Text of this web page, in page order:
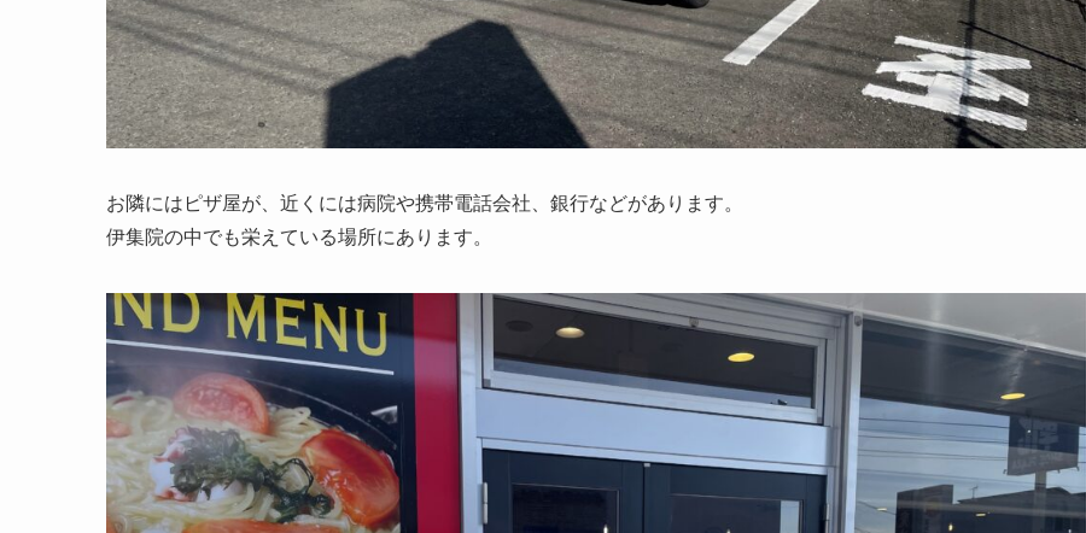
お隣にはピザ屋が、近くには病院や携帯電話会社、銀行などがあります。
伊集院の中でも栄えている場所にあります。